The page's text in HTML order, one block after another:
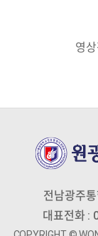
영
전남광주
대표전화 :